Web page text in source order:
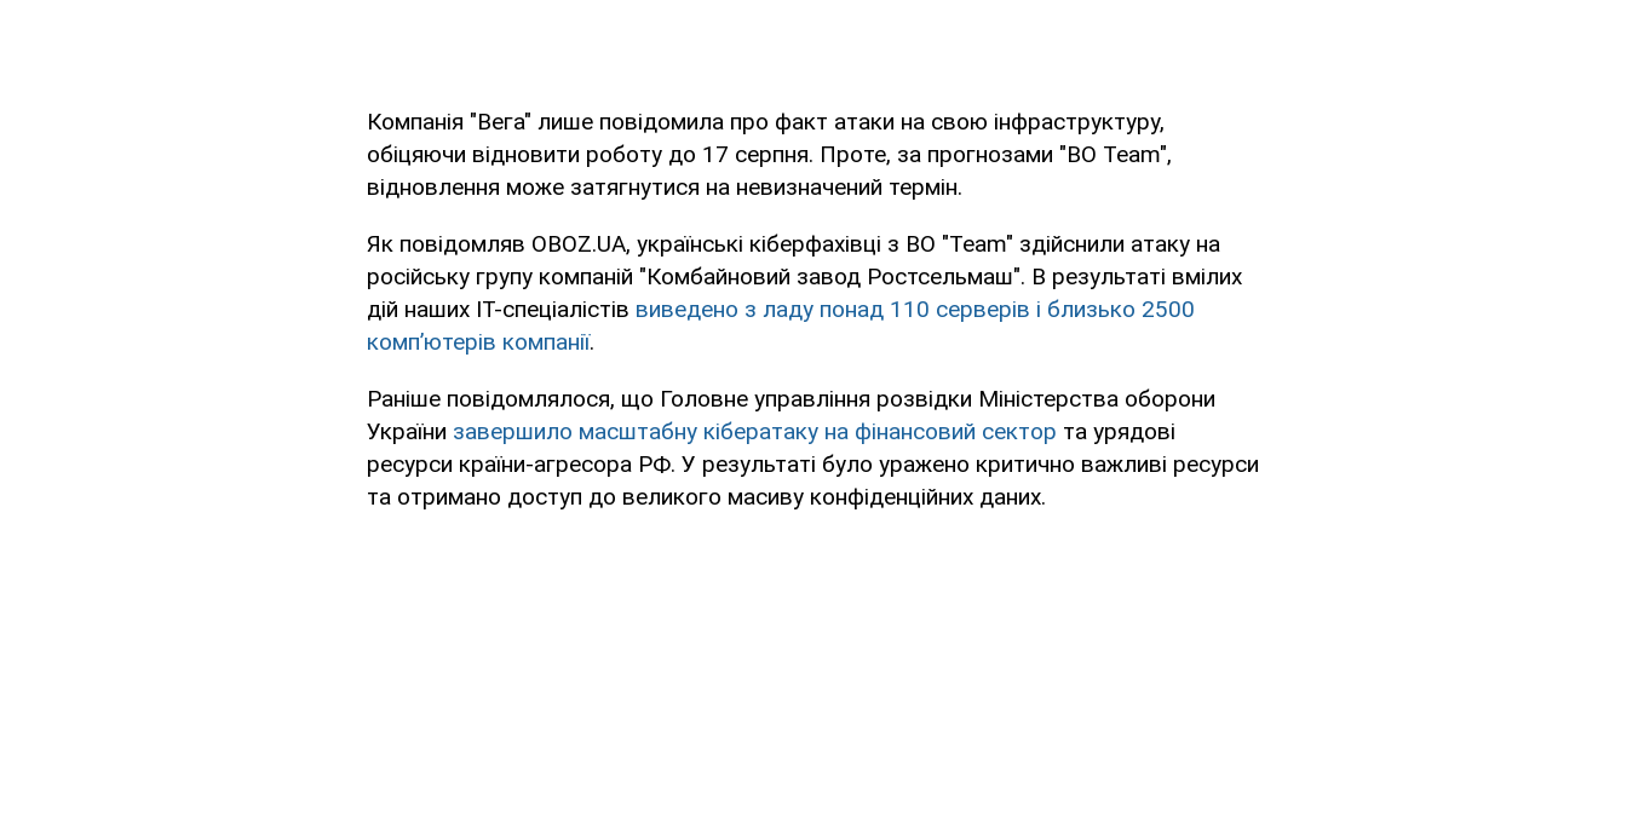
Компанія "Вега" лише повідомила про факт атаки на свою інфраструктуру,
обіцяючи відновити роботу до 17 серпня. Проте, за прогнозами "BO Team",
відновлення може затягнутися на невизначений термін.
Як повідомляв OBOZ.UA, українські кіберфахівці з BO "Team" здійснили атаку на
російську групу компаній "Комбайновий завод Ростсельмаш". В результаті вмілих
дій наших ІТ-спеціалістів виведено з ладу понад 110 серверів і близько 2500
комп’ютерів компанії.
Раніше повідомлялося, що Головне управління розвідки Міністерства оборони
України завершило масштабну кібератаку на фінансовий сектор та урядові
ресурси країни-агресора РФ. У результаті було уражено критично важливі ресурси
та отримано доступ до великого масиву конфіденційних даних.